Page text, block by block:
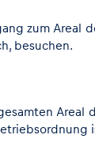
zum
besuchen.
Areal